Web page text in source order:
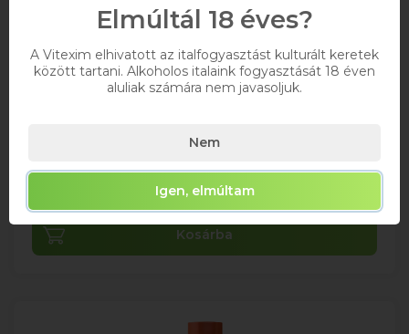
0,75
Bruttó ár
Kosárba
Elmúltál 18 éves?
A Vitexim elhivatott az italfogyasztást kulturált keretek
között tartani. Alkoholos italaink fogyasztását 18 éven
aluliak számára nem javasoljuk.
Nem
Igen, elmúltam